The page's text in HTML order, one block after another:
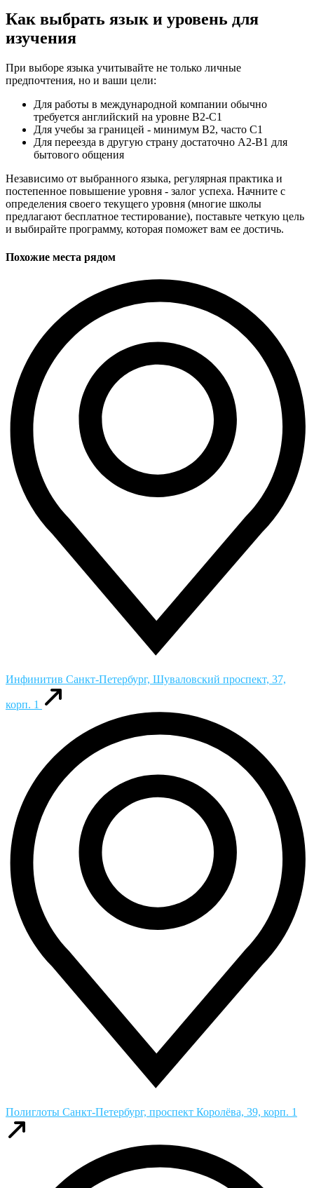
Как выбрать язык и уровень для
изучения
При выборе языка учитывайте не только личные
предпочтения, но и ваши цели:
Для работы в международной компании обычно
требуется английский на уровне B2-C1
Для учебы за границей - минимум B2, часто C1
Для переезда в другую страну достаточно A2-B1 для
бытового общения
Независимо от выбранного языка, регулярная практика и
постепенное повышение уровня - залог успеха. Начните с
определения своего текущего уровня (многие школы
предлагают бесплатное тестирование), поставьте четкую цель
и выбирайте программу, которая поможет вам ее достичь.
Похожие места рядом
Инфинитив Санкт-Петербург, Шуваловский проспект, 37,
корп. 1
Полиглоты Санкт-Петербург, проспект Королёва, 39, корп. 1